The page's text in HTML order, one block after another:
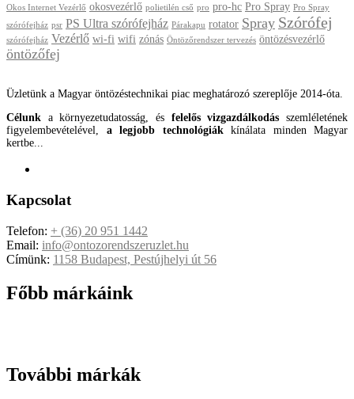
Okos Internet Vezérlő okosvezérlő polietilén cső pro pro-hc Pro Spray Pro Spray
szórófejház psr PS Ultra szórófejház Párakapu rotator Spray Szórófej
szórófejház Vezérlő wi-fi wifi zónás Öntözőrendszer tervezés öntözésvezérlő
öntözőfej
Üzletünk a Magyar öntözéstechnikai piac meghatározó szereplője 2014-óta.
Célunk a környezetudatosság, és felelős vizgazdálkodás szemléletének
figyelembevételével, a legjobb technológiákkínálata minden Magyar
kertbe...
Kapcsolat
Telefon: + (36) 20 951 1442
Email: info@ontozorendszeruzlet.hu
Címünk: 1158 Budapest, Pestújhelyi út 56
Főbb márkáink
További márkák